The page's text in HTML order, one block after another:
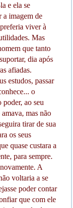
e ela se
a imagem de
viver à
Mas
que tanto
dia após
afiadas.
estudos, passar
o
ao seu
mas não
tirar de sua
os seus
quase custara a
para sempre.
A
voltaria a se
poder contar
que com ele